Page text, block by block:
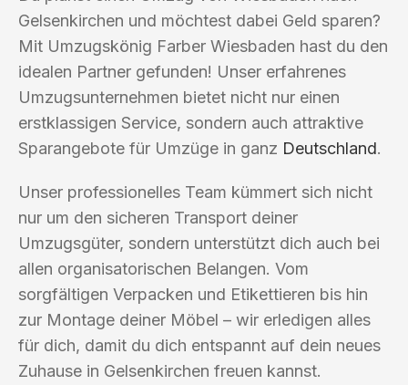
Gelsenkirchen und möchtest dabei Geld sparen?
Mit Umzugskönig Farber Wiesbaden hast du den
idealen Partner gefunden! Unser erfahrenes
Umzugsunternehmen bietet nicht nur einen
erstklassigen Service, sondern auch attraktive
Sparangebote für Umzüge in ganz Deutschland.
Unser professionelles Team kümmert sich nicht
nur um den sicheren Transport deiner
Umzugsgüter, sondern unterstützt dich auch bei
allen organisatorischen Belangen. Vom
sorgfältigen Verpacken und Etikettieren bis hin
zur Montage deiner Möbel – wir erledigen alles
für dich, damit du dich entspannt auf dein neues
Zuhause in Gelsenkirchen freuen kannst.